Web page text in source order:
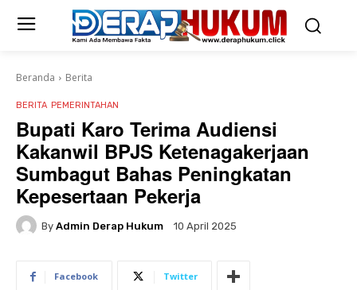
Beranda Berita
BERITA PEMERINTAHAN
Bupati Karo Terima Audiensi
Kakanwil BPJS Ketenagakerjaan
Sumbagut Bahas Peningkatan
Kepesertaan Pekerja
By Admin Derap Hukum 10 April 2025
Facebook Twitter